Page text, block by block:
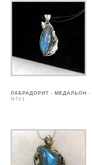
ЛАБРАДОРИТ – МЕДАЛЬОН –
N761